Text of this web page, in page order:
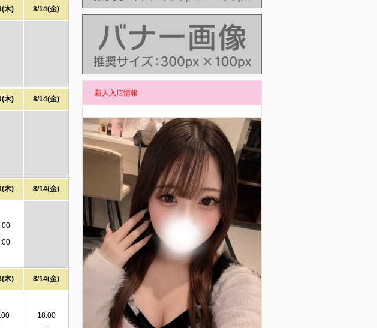
木) 8/14(金)
木) 8/14(金)
木) 8/14(金)
-
木) 8/14(金)
-
18:00
-
新人入店情報